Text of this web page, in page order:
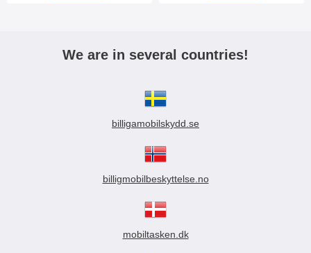
We are in several countries!
billigamobilskydd.se
billigmobilbeskyttelse.no
mobiltasken.dk